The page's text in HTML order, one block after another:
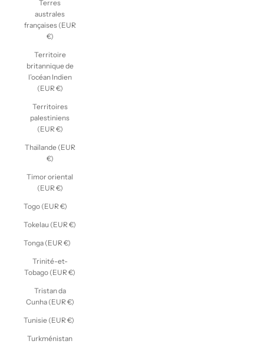
Terres
australes
françaises (EUR
€)
Territoire
britannique de
l’océan Indien
(EUR €)
Territoires
palestiniens
(EUR €)
Thaïlande (EUR
€)
Timor oriental
(EUR €)
Togo (EUR €)
Tokelau (EUR €)
Tonga (EUR €)
Trinité-et-
Tobago (EUR €)
Tristan da
Cunha (EUR €)
Tunisie (EUR €)
Turkménistan